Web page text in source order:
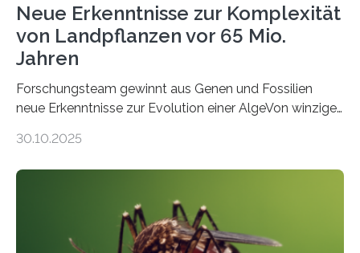
Neue Erkenntnisse zur Komplexität
von Landpflanzen vor 65 Mio.
Jahren
Forschungsteam gewinnt aus Genen und Fossilien
neue Erkenntnisse zur Evolution einer AlgeVon winzigen
Landpflanzen zählen zu den komplexesten
Grünalgen, die vor Hunderten von Millionen Jahren
lebten. Unter den Vorfahren sticht eine Gruppe heraus,
die noch heute in der Natur vorkommt: die
30.10.2025